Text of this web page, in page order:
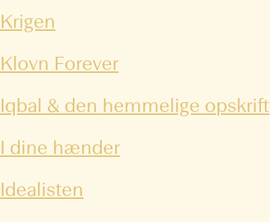
Krigen
Klovn Forever
Iqbal & den hemmelige opskrift
I dine hænder
Idealisten